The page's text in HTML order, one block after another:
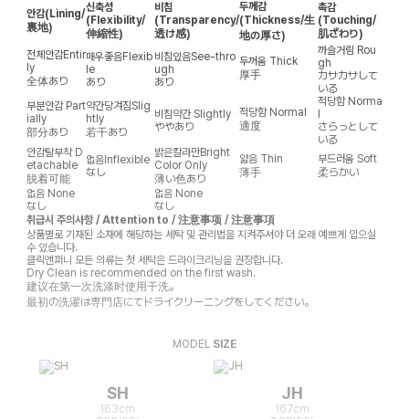
안감(Lining/
裏地)
신축성
(Flexibility/
伸縮性)
비침
(Transparency/
透け感)
두께감
(Thickness/生
地の厚さ)
촉감
(Touching/
肌ざわり)
전체안감Entir
ly
全体あり
매우좋음Flexib
le
あり
비침있음See-thro
ugh
あり
두꺼움 Thick
厚手
까슬거림 Rou
gh
カサカサして
いる
부분안감 Part
ially
部分あり
약간당겨짐Slig
htly
若干あり
비침약간 Slightly
ややあり
적당함 Normal
適度
적당함 Norma
l
さらっとして
いる
안감탈부착 D
etachable
脱着可能
없음Inflexible
なし
밝은칼라만Bright
Color Only
薄い色あり
얇음 Thin
薄手
부드러움 Soft
柔らかい
없음 None
なし
없음 None
なし
취급시 주의사항 / Attention to / 注意事项 / 注意事項
상품별로 기재된 소재에 해당하는 세탁 및 관리법을 지켜주셔야 더 오래 예쁘게 입으실
수 있습니다.
클릭앤퍼니 모든 의류는 첫 세탁은 드라이크리닝을 권장합니다.
Dry Clean is recommended on the first wash.
建议在第一次洗涤时使用干洗。
最初の洗濯は専門店にてドライクリーニングをしてください。
MODEL SIZE
SH
163cm
JH
167cm